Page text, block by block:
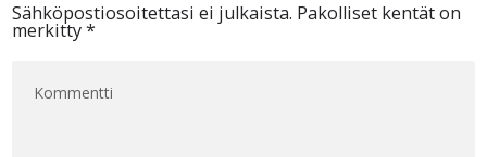
Sähköpostiosoitettasi ei julkaista. Pakolliset kentät on
merkitty*